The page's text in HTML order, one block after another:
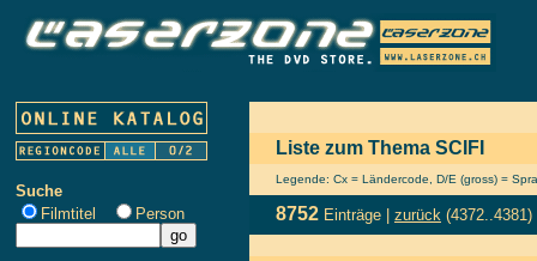
Suche
Filmtitel
Person
Liste zum Thema SCIFI
Legende: Cx = Ländercode, D/E (gross) =
8752 Einträge | zurück (4372..4381)